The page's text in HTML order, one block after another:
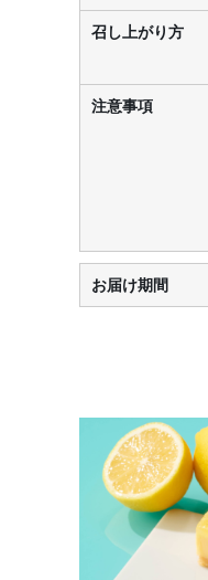
召し上がり方
注意事項
お届け期間